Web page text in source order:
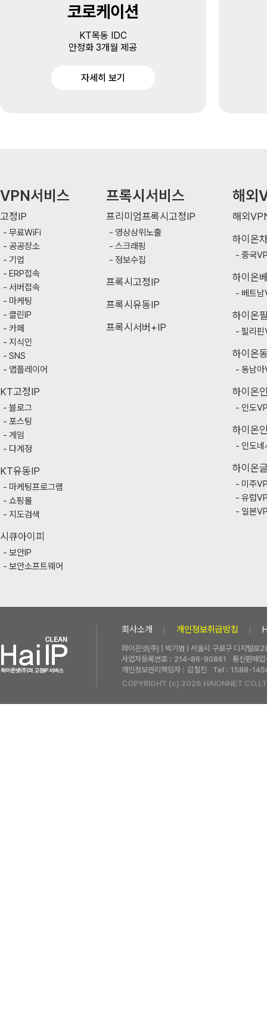
코로케이션
KT목동 IDC
안정화 3개월 제공
자세히 보기
VPN서비스
고정IP
무료WiFi
공공장소
기업
ERP접속
서버접속
마케팅
클린IP
카페
지식인
SNS
앱플레이어
KT고정IP
블로그
포스팅
게임
다계정
KT유동IP
마케팅프로그램
쇼핑몰
지도검색
시큐아이피
보안IP
보안소프트웨어
프록시서비스
프리미엄프록시고정IP
영상상위노출
스크래핑
정보수집
프록시고정IP
프록시유동IP
프록시서버+IP
해외
해외
하이온
중국
하이온
베트
하이온
필리
하이온
동남
하이온
인도
하이온
인도
하이온
미주
유럽
일본
회사소개 개인정보취급방침
하이온넷(주) | 박기범 | 서울시 구로구 디지털
사업자등록번호 : 214-86-90861
통신판매
개인정보관리책임자 : 김철진 Tel : 1588-
COPYRIGHT (c) 2026 HAIONNET